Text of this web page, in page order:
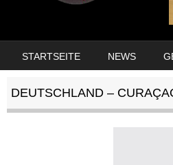
MENÜ
STARTSEITE NEWS
DEUTSCHLAND –